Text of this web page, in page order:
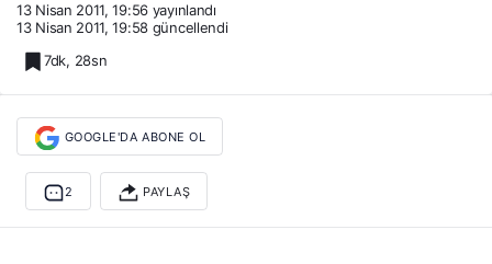
13 Nisan 2011, 19:56 yayınlandı
13 Nisan 2011, 19:58 güncellendi
7dk, 28sn
GOOGLE'DA ABONE OL
2 PAYLAŞ